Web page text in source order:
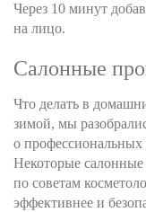
Через 10 минут
на лицо.
Салонные
Что делать в
зимой, мы
о профессиональных
Некоторые
по советам
эффективнее и